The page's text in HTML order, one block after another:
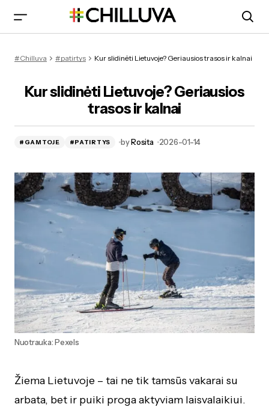
#Chilluva #patirtys Kur slidinėti Lietuvoje? Geriausios trasos ir kalnai
Kur slidinėti Lietuvoje? Geriausios
trasos ir kalnai
#GAMTOJE #PATIRTYS byRosita 2026-01-14
Nuotrauka: Pexels
Žiema Lietuvoje – tai ne tik tamsūs vakarai su
arbata, bet ir puiki proga aktyviam laisvalaikiui.